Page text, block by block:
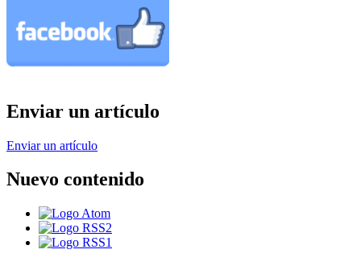
Enviar un artículo
Enviar un artículo
Nuevo contenido